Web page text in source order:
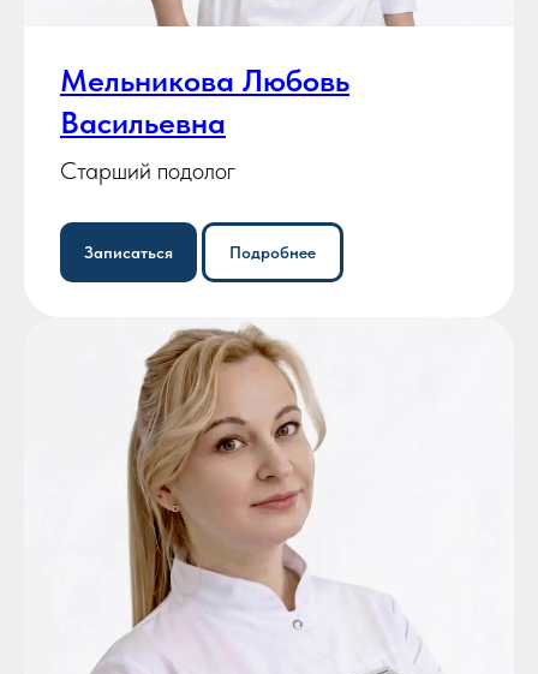
Мельникова Любовь
Васильевна
Старший подолог
Записаться Подробнее